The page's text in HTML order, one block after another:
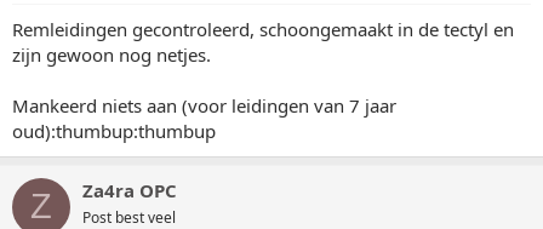
Remleidingen gecontroleerd, schoongemaakt in de tectyl en
zijn gewoon nog netjes.
Mankeerd niets aan (voor leidingen van 7 jaar
oud):thumbup:thumbup
Z Za4ra OPC
Post best veel